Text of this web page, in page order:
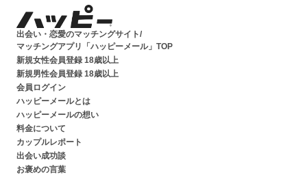
出会い・恋愛のマッチングサイト/
マッチングアプリ「ハッピーメール」TOP
新規女性会員登録 18歳以上
新規男性会員登録 18歳以上
会員ログイン
ハッピーメールとは
ハッピーメールの想い
料金について
カップルレポート
出会い成功談
お褒めの言葉